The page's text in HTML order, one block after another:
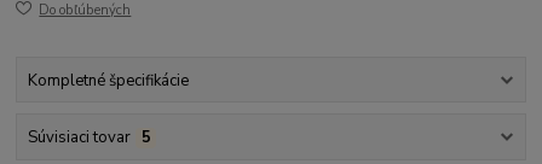
Do obľúbených
Kompletné špecifikácie
Súvisiaci tovar 5